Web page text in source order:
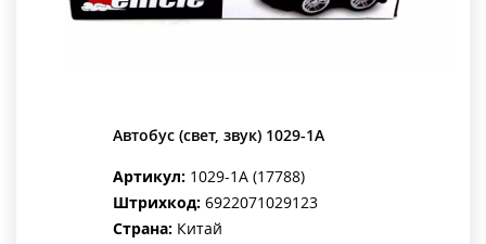
Автобус (свет, звук) 1029-1A
Артикул: 1029-1A (17788)
Штрихкод: 6922071029123
Страна: Китай